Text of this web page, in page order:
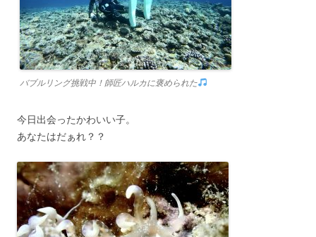
バブルリング挑戦中！師匠ハルカに褒められた
今日出会ったかわいい子。
あなたはだぁれ？？